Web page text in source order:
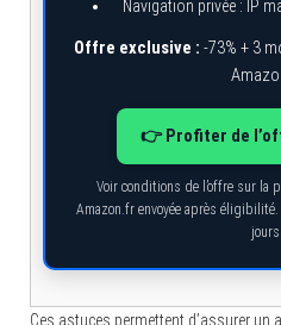
Navigation privée : IP
Offre exclusive : -73% + 3
👉 Profiter de
Voir conditions de l’offre sur la
Amazon.fr envoyée après
jours.
Ces astuces permettent d’assurer un